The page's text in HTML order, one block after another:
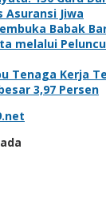
Asuransi Jiwa
Babak
melalui
Tenaga Kerja
3,97 Persen